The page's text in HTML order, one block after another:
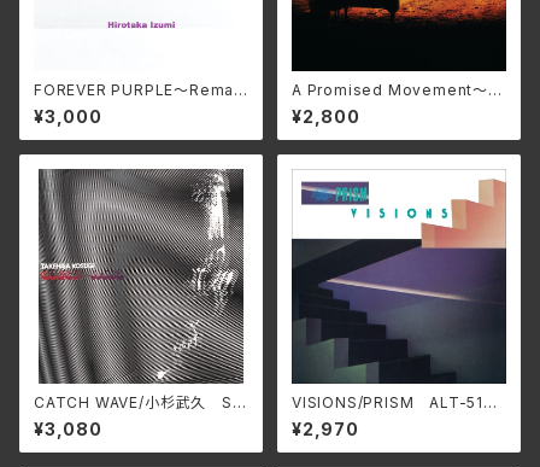
FOREVER PURPLE〜Remas
tered Edition〜/和泉宏隆
MMF-615
¥3,000
A Promised Movement〜 R
emastered Edition〜/和泉宏
隆 MMF-613
¥2,800
CATCH WAVE/小杉武久 SW
AX-502C(仕様:CD)
¥3,080
VISIONS/PRISM ALT-519C
(仕様:SHM-CD)
¥2,970